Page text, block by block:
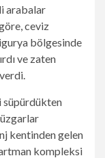
arabalar
ceviz
bölgesinde
ve zaten
süpürdükten
kentinden gelen
kompleksi